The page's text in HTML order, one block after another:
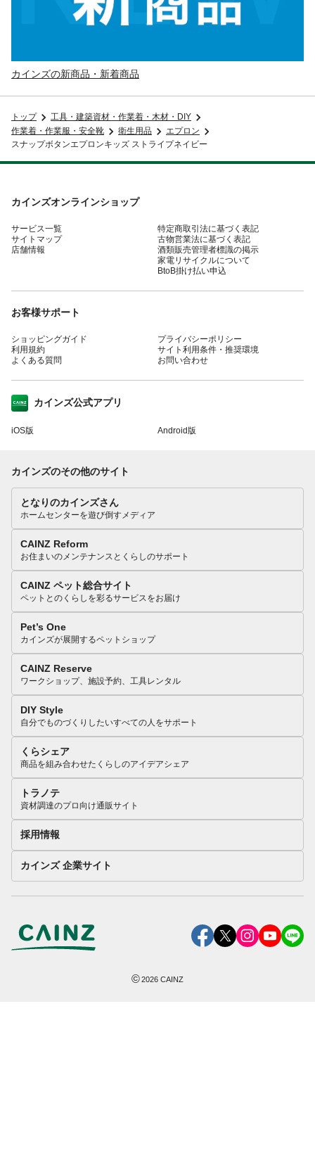
カインズの新商品・新着商品
トップ
工具・建築資材・作業着・木材・DIY
作業着・作業服・安全靴
衛生用品
エプロン
スナップボタンエプロンキッズ ストライプネイビー
カインズオンラインショップ
サービス一覧
サイトマップ
店舗情報
特定商取引法に基づく表記
古物営業法に基づく表記
酒類販売管理者標識の掲示
家電リサイクルについて
BtoB掛け払い申込
お客様サポート
ショッピングガイド
利用規約
よくある質問
プライバシーポリシー
サイト利用条件・推奨環境
お問い合わせ
カインズ公式アプリ
iOS版 Android版
カインズのその他のサイト
となりのカインズさん
ホームセンターを遊び倒すメディア
CAINZ Reform
お住まいのメンテナンスとくらしのサポート
CAINZ ペット総合サイト
ペットとのくらしを彩るサービスをお届け
Pet’s One
カインズが展開するペットショップ
CAINZ Reserve
ワークショップ、施設予約、工具レンタル
DIY Style
自分でものづくりしたいすべての人をサポート
くらシェア
商品を組み合わせたくらしのアイデアシェア
トラノテ
資材調達のプロ向け通販サイト
採用情報
カインズ 企業サイト
©2026 CAINZ